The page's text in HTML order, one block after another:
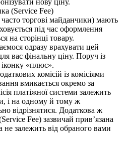
нову ціну.
(Service Fee)
торгові майданчики) мають
під час оформлення
на сторінці товару.
одразу врахувати цей
вас фінальну ціну. Поруч із
«плюс».
комісій із комісіями
вмикається окремо за
платіжної системи залежить
і на одному й тому ж
відрізнятися. Додаткова ж
Fee) зазвичай прив’язана
не залежить від обраного вами